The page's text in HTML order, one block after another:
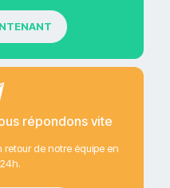
répondons vite
retour de notre équipe en